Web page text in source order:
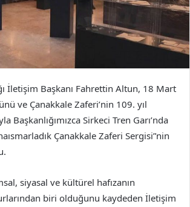
İletişim Başkanı Fahrettin Altun, 18 Mart
ve Çanakkale Zaferi’nin 109. yıl
Başkanlığımızca Sirkeci Tren Garı’nda
Çanakkale Zaferi Sergisi”nin
siyasal ve kültürel hafızanın
biri olduğunu kaydeden İletişim